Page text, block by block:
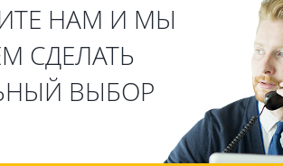
НАМ И МЫ
СДЕЛАТЬ
ВЫБОР